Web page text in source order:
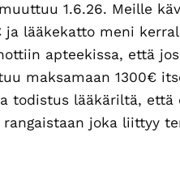
1.6.26. Meille
ja lääkekatto meni
apteekissa, että
maksamaan 1300€
todistus lääkäriltä, että
joka liittyy